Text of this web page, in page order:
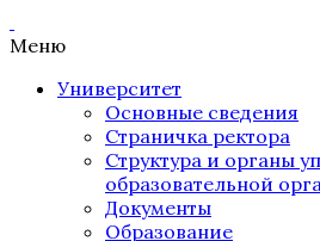
Меню
Университет
Основные сведения
Страничка ректора
Структура и органы
образовательной
Документы
Образование